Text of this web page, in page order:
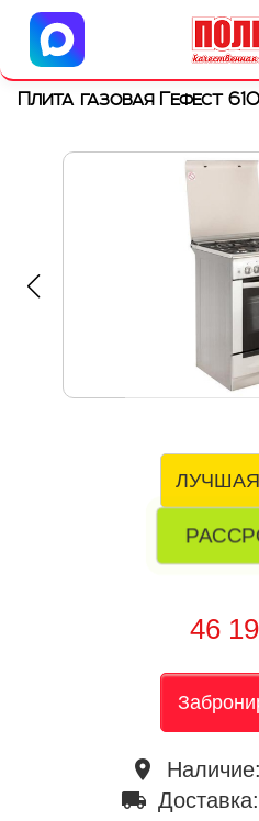
Центр
г. Ульяновск,
Плита газовая Гефест
46
place Наличие:
local_shipping Доставка: